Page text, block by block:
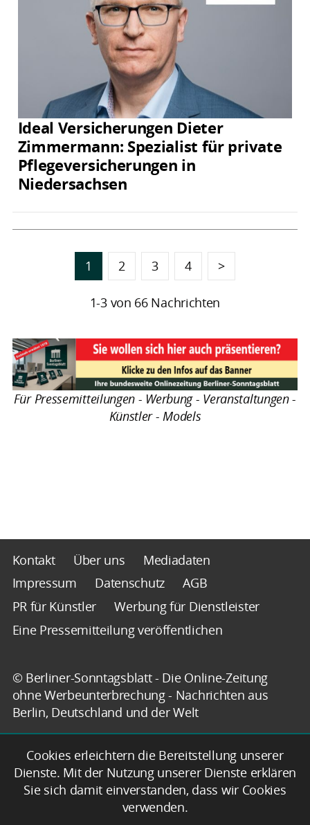
Ideal Versicherungen Dieter
Zimmermann: Spezialist für private
Pflegeversicherungen in
Niedersachsen
1 2 3 4 >
1-3 von 66 Nachrichten
Für Pressemitteilungen - Werbung - Veranstaltungen -
Künstler - Models
Kontakt Über uns
Mediadaten
Impressum
Datenschutz
AGB
PR für Künstler
Werbung für Dienstleister
Eine Pressemitteilung veröffentlichen
© Berliner-Sonntagsblatt - Die Online-Zeitung
ohne Werbeunterbrechung - Nachrichten aus
Berlin, Deutschland und der Welt
Cookies erleichtern die Bereitstellung unserer
Dienste. Mit der Nutzung unserer Dienste erklären
Sie sich damit einverstanden, dass wir Cookies
verwenden.